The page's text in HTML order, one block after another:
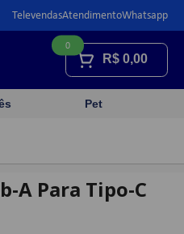
TelevendasAtendimentoWhatsapp
R$ 0,00
0
Pet
A Para Tipo-C